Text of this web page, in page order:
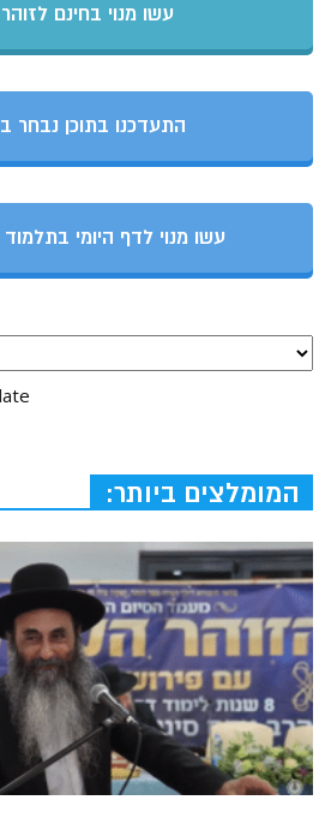
עשו מנוי בחינם
התעדכנו בתוכן נבחר
עשו מנוי לדף היומי
המומלצים ביותר: